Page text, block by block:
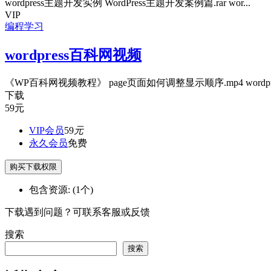
wordpress主题开发实例 WordPress主题开发案例篇.rar wor...
VIP
编程学习
wordpress百科网视频
《WP百科网视频教程》 page页面如何调整显示顺序.mp4
下载
59元
VIP会员59元
永久会员免费
购买下载权限
包含资源: (1个)
下载遇到问题？可联系客服或反馈
搜索
搜索